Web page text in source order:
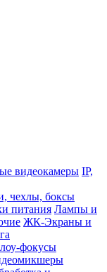
видеокамеры IP,
чехлы, боксы
питания Лампы и
ЖК-Экраны и
фокусы